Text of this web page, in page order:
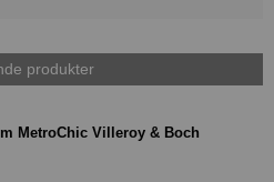
produkter
MetroChic Villeroy & Boch